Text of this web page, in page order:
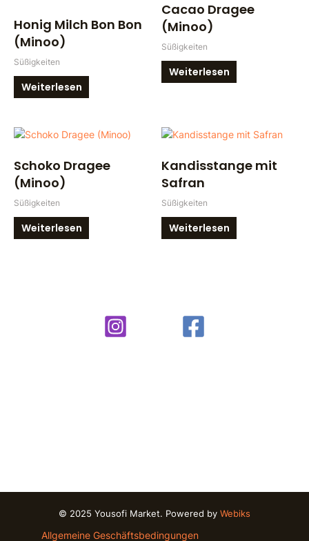
Honig Milch Bon Bon
(Minoo)
Süßigkeiten
Weiterlesen
Cacao Dragee
(Minoo)
Süßigkeiten
Weiterlesen
Schoko Dragee
(Minoo)
Süßigkeiten
Weiterlesen
Kandisstange mit
Safran
Süßigkeiten
Weiterlesen
© 2025 Yousofi Market. Powered by Webiks
Allgemeine Geschäftsbedingungen